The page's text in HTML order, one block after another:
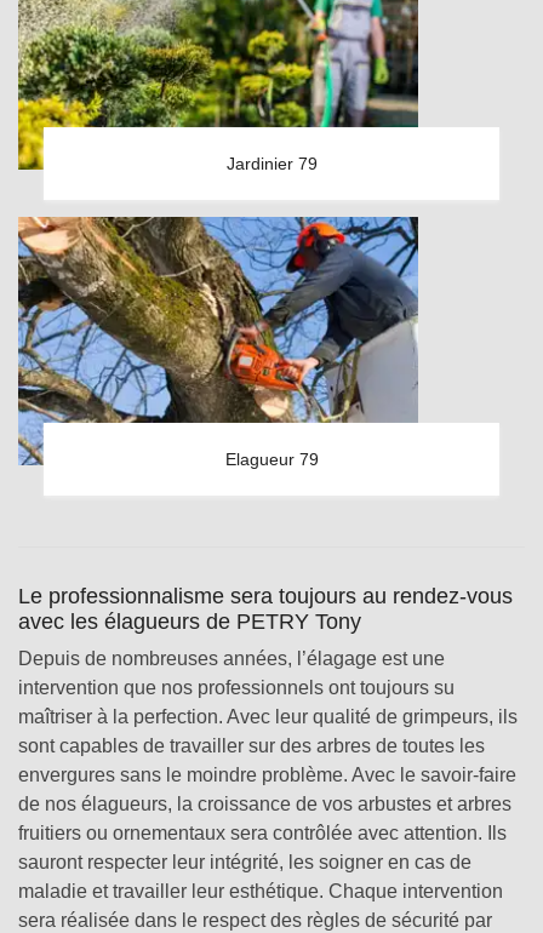
Jardinier 79
Elagueur 79
Le professionnalisme sera toujours au rendez-vous
avec les élagueurs de PETRY Tony
Depuis de nombreuses années, l’élagage est une
intervention que nos professionnels ont toujours su
maîtriser à la perfection. Avec leur qualité de grimpeurs, ils
sont capables de travailler sur des arbres de toutes les
envergures sans le moindre problème. Avec le savoir-faire
de nos élagueurs, la croissance de vos arbustes et arbres
fruitiers ou ornementaux sera contrôlée avec attention. Ils
sauront respecter leur intégrité, les soigner en cas de
maladie et travailler leur esthétique. Chaque intervention
sera réalisée dans le respect des règles de sécurité par